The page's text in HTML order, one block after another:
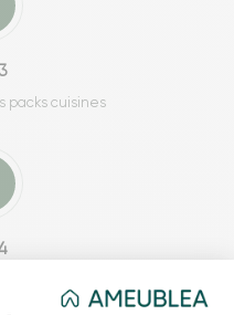
packs cuisines